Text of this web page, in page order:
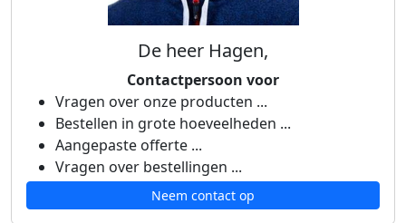
De heer Hagen,
Contactpersoon voor
Vragen over onze producten ...
Bestellen in grote hoeveelheden ...
Aangepaste offerte ...
Vragen over bestellingen ...
Neem contact op